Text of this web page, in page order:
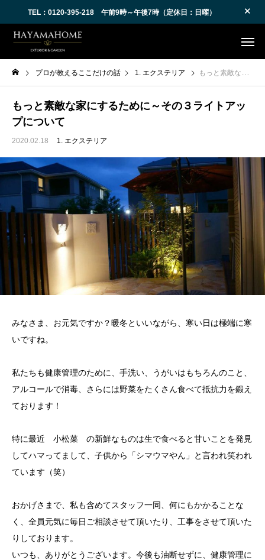
TEL：0120-395-218 午前9時～午後7時（定休日：日曜）
プロが教えるここだけの話 1. エクステリア もっと素敵な家にするために～その３ライトアップについて
もっと素敵な家にするために～その３ライトアッ
プについて
2020.02.18 1. エクステリア
みなさま、お元気ですか？暖冬といいながら、寒い日は極端に寒
いですね。
私たちも健康管理のために、手洗い、うがいはもちろんのこと、
アルコールで消毒、さらには野菜をたくさん食べて抵抗力を鍛え
ております！
特に最近 小松菜 の新鮮なものは生で食べると甘いことを発見
してハマってまして、子供から「シマウマやん」と言われ笑われ
ています（笑）
おかげさまで、私も含めてスタッフ一同、何にもかかることな
く、全員元気に毎日ご相談させて頂いたり、工事をさせて頂いた
りしております。
いつも、ありがとうございます。今後も油断せずに、健康管理に